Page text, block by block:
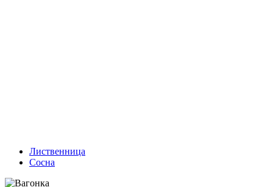
Лиственница
Сосна